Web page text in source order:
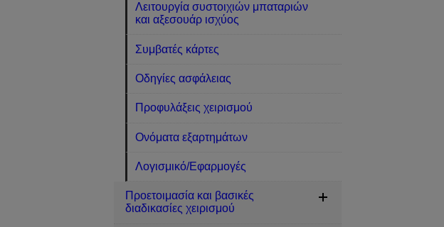
Λειτουργία συστοιχιών μπαταριών
και αξεσουάρ ισχύος
Συμβατές κάρτες
Οδηγίες ασφάλειας
Προφυλάξεις χειρισμού
Ονόματα εξαρτημάτων
Λογισμικό/Εφαρμογές
Προετοιμασία και βασικές
διαδικασίες χειρισμού